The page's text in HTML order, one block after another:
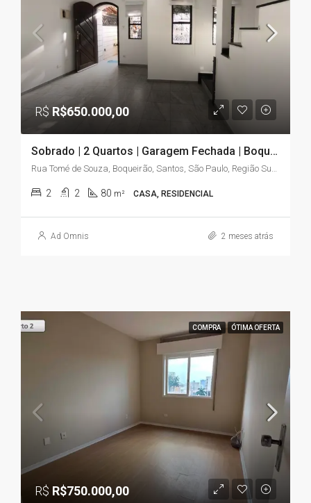
R$R$650.000,00
Sobrado | 2 Quartos | Garagem Fechada | Boqueirão – Santos/SP
Rua Tomé de Souza, Boqueirão, Santos, São Paulo, Região Sudeste, 11045-904, Brasil
2 2 80 m² CASA, RESIDENCIAL
Ad Omnis 2 meses atrás
COMPRA ÓTIMA OFERTA
R$ R$750.000,00